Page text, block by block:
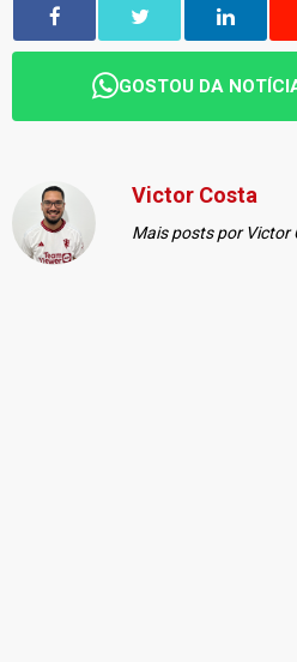
GOSTOU DA
Victor Costa
Mais posts por Victor